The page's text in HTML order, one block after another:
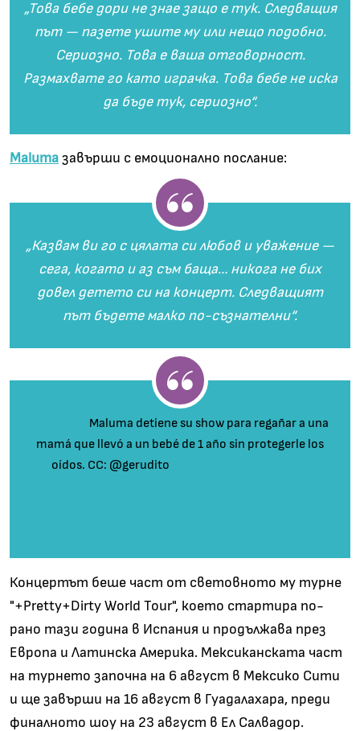
„Това бебе дори не знае защо е тук. Следващия
път — пазете ушите му или нещо подобно.
Сериозно. Това е ваша отговорност.
Размахвате го като играчка. Това бебе не иска
да бъде тук, сериозно“.
Maluma завърши с емоционално послание:
„Казвам ви го с цялата си любов и уважение —
сега, когато и аз съм баща… никога не бих
довел детето си на концерт. Следващият
път бъдете малко по-съзнателни“.
Maluma detiene su show para regañar a una
mamá que llevó a un bebé de 1 año sin protegerle los
oídos. CC: @gerudito
Концертът беше част от световното му турне
"+Pretty+Dirty World Tour", което стартира по-
рано тази година в Испания и продължава през
Европа и Латинска Америка. Мексиканската част
на турнето започна на 6 август в Мексико Сити
и ще завърши на 16 август в Гуадалахара, преди
финалното шоу на 23 август в Ел Салвадор.